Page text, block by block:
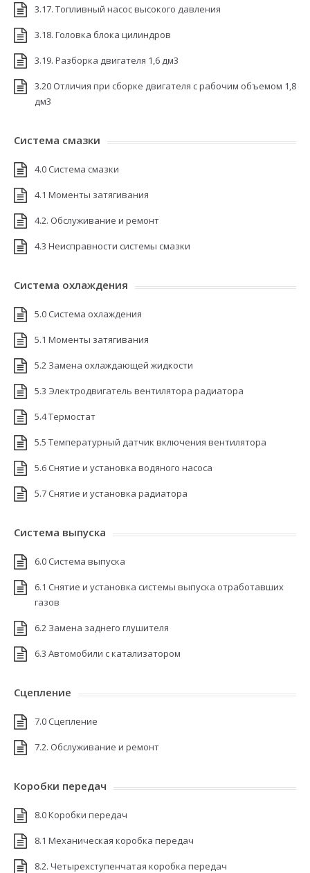
3.17. Топливный насос высокого давления
3.18. Головка блока цилиндров
3.19. Разборка двигателя 1,6 дм3
3.20 Отличия при сборке двигателя с рабочим объемом 1,8
дм3
Система смазки
4.0 Система смазки
4.1 Моменты затягивания
4.2. Обслуживание и ремонт
4.3 Неисправности системы смазки
Система охлаждения
5.0 Система охлаждения
5.1 Моменты затягивания
5.2 Замена охлаждающей жидкости
5.3 Электродвигатель вентилятора радиатора
5.4 Термостат
5.5 Температурный датчик включения вентилятора
5.6 Снятие и установка водяного насоса
5.7 Снятие и установка радиатора
Система выпуска
6.0 Система выпуска
6.1 Снятие и установка системы выпуска отработавших
газов
6.2 Замена заднего глушителя
6.3 Автомобили с катализатором
Сцепление
7.0 Сцепление
7.2. Обслуживание и ремонт
Коробки передач
8.0 Коробки передач
8.1 Механическая коробка передач
8.2. Четырехступенчатая коробка передач